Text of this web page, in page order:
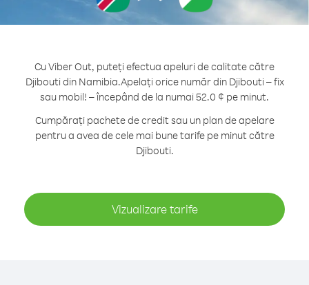
Cu Viber Out, puteți efectua apeluri de calitate către
Djibouti din Namibia.Apelați orice număr din Djibouti – fix
sau mobil! – începând de la numai 52.0 ¢ pe minut.
Cumpărați pachete de credit sau un plan de apelare
pentru a avea de cele mai bune tarife pe minut către
Djibouti.
Vizualizare tarife